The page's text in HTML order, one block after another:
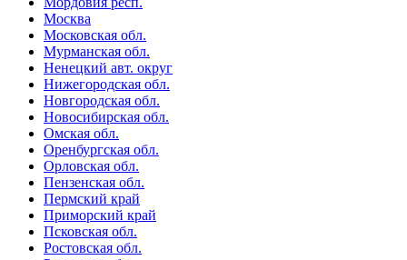
Москва
Московская обл.
Мурманская обл.
Ненецкий авт. округ
Нижегородская обл.
Новгородская обл.
Новосибирская обл.
Омская обл.
Оренбургская обл.
Орловская обл.
Пензенская обл.
Пермский край
Приморский край
Псковская обл.
Ростовская обл.